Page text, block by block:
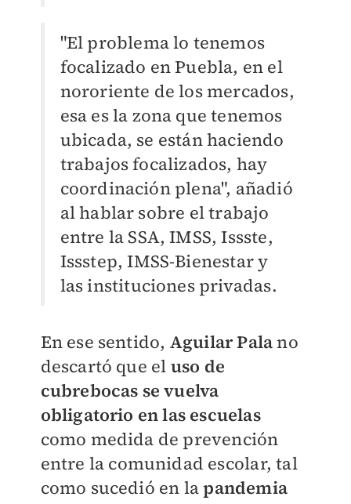
"El problema lo tenemos
focalizado en Puebla, en el
nororiente de los mercados,
esa es la zona que tenemos
ubicada, se están haciendo
trabajos focalizados, hay
coordinación plena", añadió
al hablar sobre el trabajo
entre la SSA, IMSS, Issste,
Issstep, IMSS-Bienestar y
las instituciones privadas.
En ese sentido, Aguilar Palano
descartó que el uso de
cubrebocas se vuelva
obligatorio en las escuelas
como medida de prevención
entre la comunidad escolar, tal
como sucedió en lapandemia